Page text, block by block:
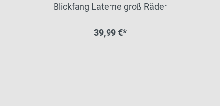
Blickfang Laterne groß Räder
39,99 €*